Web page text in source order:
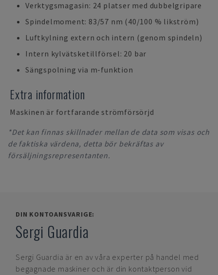
Verktygsmagasin: 24 platser med dubbelgripare
Spindelmoment: 83/57 nm (40/100 % likström)
Luftkylning extern och intern (genom spindeln)
Intern kylvätsketillförsel: 20 bar
Sängspolning via m-funktion
Extra information
Maskinen är fortfarande strömförsörjd
*Det kan finnas skillnader mellan de data som visas och
de faktiska värdena, detta bör bekräftas av
försäljningsrepresentanten.
DIN KONTOANSVARIGE:
Sergi Guardia
Sergi Guardia är en av våra experter på handel med
begagnade maskiner och är din kontaktperson vid